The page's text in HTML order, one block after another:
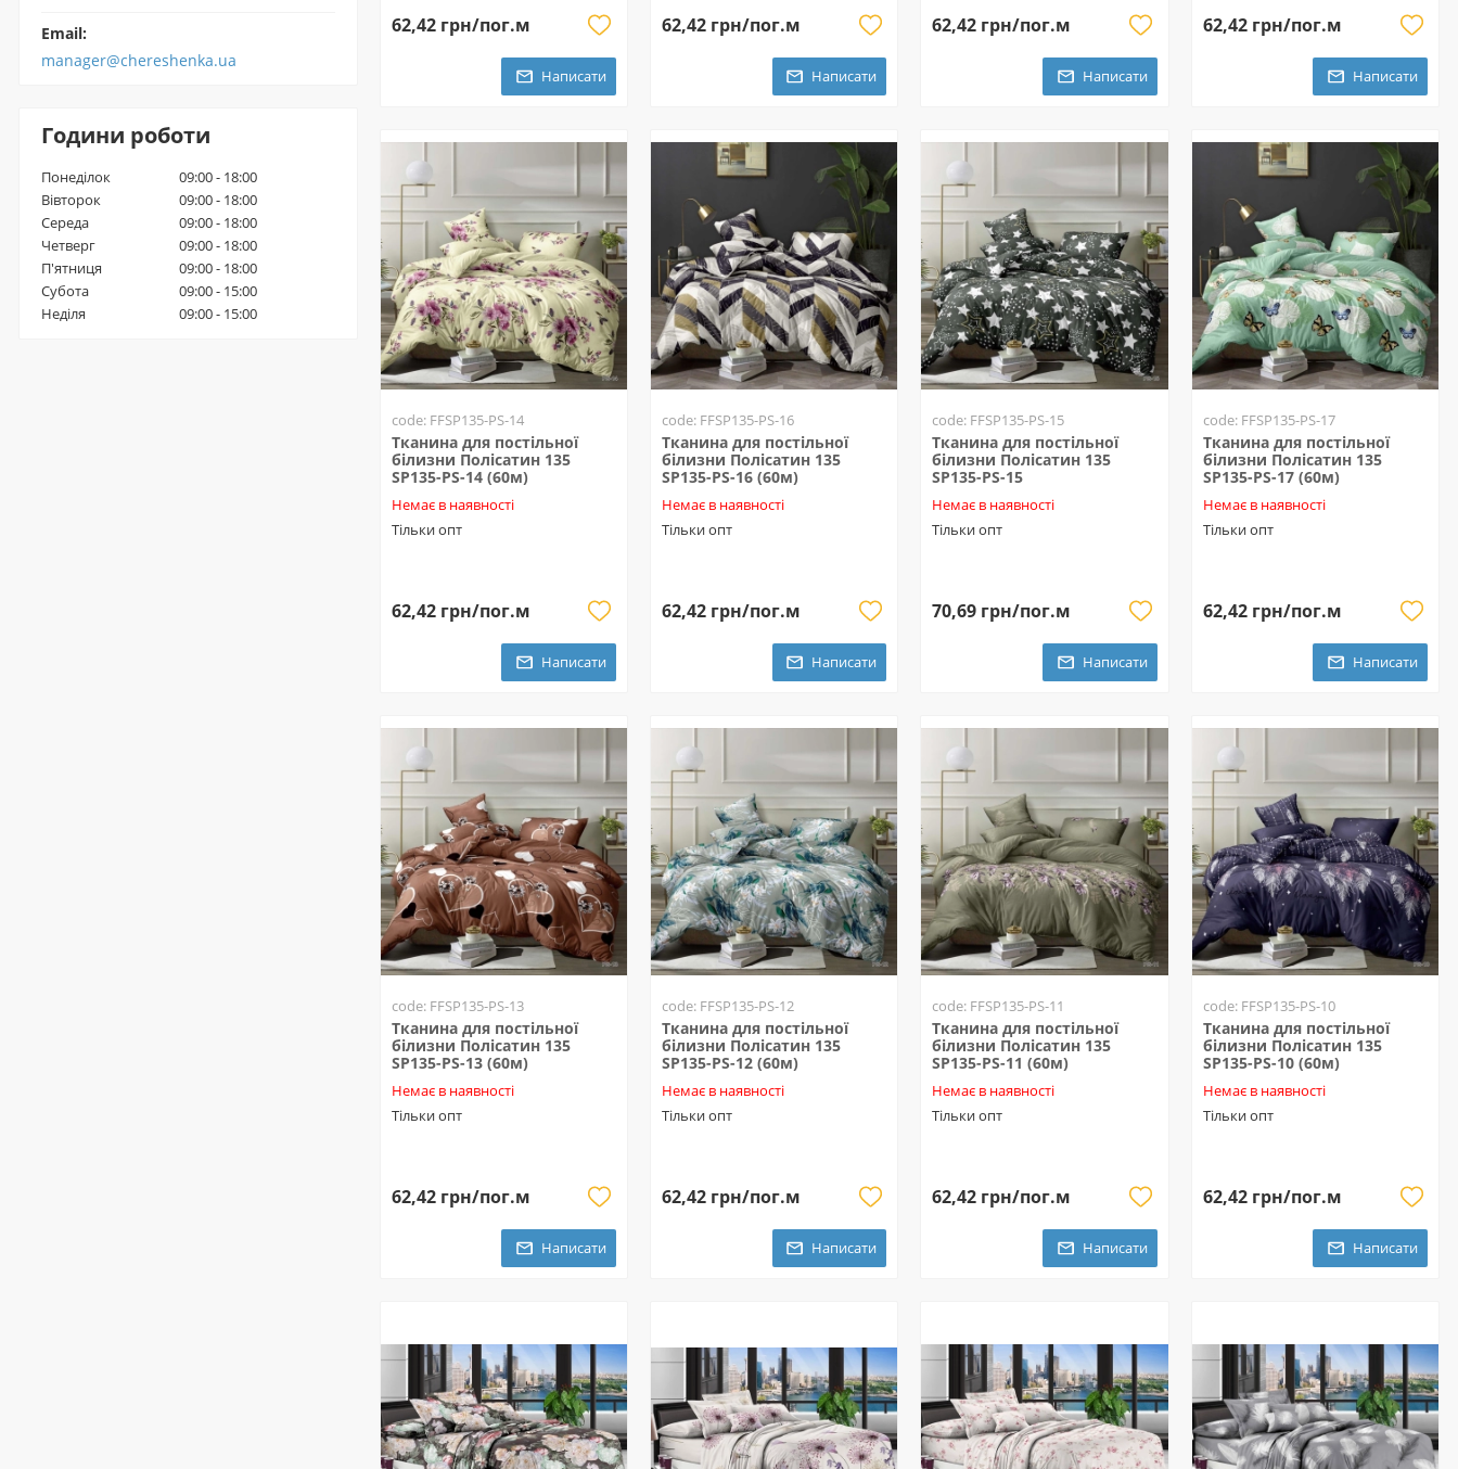
62,42 грн/пог.м
Написати
62,42 грн/пог.м
Написати
62,42 грн/пог.м
Написати
62,42 грн/пог.м
Написати
code: FFSP135-PS-14
Тканина для постільної
білизни Полісатин 135
SP135-PS-14 (60м)
Немає в наявності
Тільки опт
62,42 грн/пог.м
Написати
code: FFSP135-PS-16
Тканина для постільної
білизни Полісатин 135
SP135-PS-16 (60м)
Немає в наявності
Тільки опт
62,42 грн/пог.м
Написати
code: FFSP135-PS-15
Тканина для постільної
білизни Полісатин 135
SP135-PS-15
Немає в наявності
Тільки опт
70,69 грн/пог.м
Написати
code: FFSP135-PS-17
Тканина для постільної
білизни Полісатин 135
SP135-PS-17 (60м)
Немає в наявності
Тільки опт
62,42 грн/пог.м
Написати
code: FFSP135-PS-13
Тканина для постільної
білизни Полісатин 135
SP135-PS-13 (60м)
Немає в наявності
Тільки опт
62,42 грн/пог.м
Написати
code: FFSP135-PS-12
Тканина для постільної
білизни Полісатин 135
SP135-PS-12 (60м)
Немає в наявності
Тільки опт
62,42 грн/пог.м
Написати
code: FFSP135-PS-11
Тканина для постільної
білизни Полісатин 135
SP135-PS-11 (60м)
Немає в наявності
Тільки опт
62,42 грн/пог.м
Написати
code: FFSP135-PS-10
Тканина для постільної
білизни Полісатин 135
SP135-PS-10 (60м)
Немає в наявності
Тільки опт
62,42 грн/пог.м
Написати
Email:
manager@chereshenka.ua
Години роботи
Понеділок
09:00 - 18:00
Вівторок
09:00 - 18:00
Середа
09:00 - 18:00
Четверг
09:00 - 18:00
П'ятниця
09:00 - 18:00
Субота
09:00 - 15:00
Неділя
09:00 - 15:00